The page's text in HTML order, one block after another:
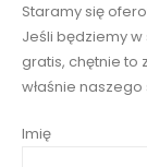
Staramy się
Jeśli będziemy
gratis, chętnie to
właśnie
Imię